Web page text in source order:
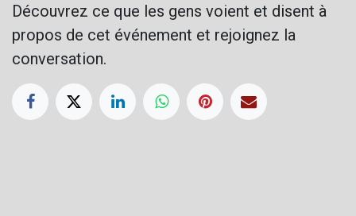
Découvrez ce que les gens voient et disent à
propos de cet événement et rejoignez la
conversation.